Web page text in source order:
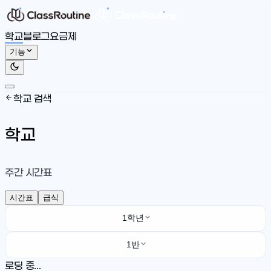
학교블로그요금제
기능
학교 검색
학교
주간 시간표
시간표 급식
1학년
1반
로딩 중...